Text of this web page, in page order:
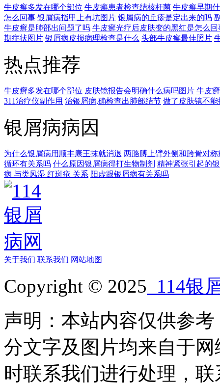
牛皮癣多发在哪个部位 牛皮癣患者检查结核杆菌 牛皮癣早期
怎么回事 银屑病指甲上有坑图片 银屑病的丘疹是定出来的吗
牛皮癣是肺部出问题了吗 牛皮癣光疗后皮肤变的黑红是怎么回
期症状图片 银屑病皮损病理检查是什么 头部牛皮癣最佳照片
热点推荐
牛皮癣多发在哪个部位 皮肤镜报告会明确什么病吗图片 牛皮
311治疗仪副作用 治银屑病,确检查出肺部结节 做了皮肤镜不
银屑病病因
为什么银屑病用顺丰康王抹就消退 两胳膊上臂外侧和胯骨对
循环有关系吗 什么原因银屑病得打生物制剂 精神紧张引起的
病 与类风湿 红斑疮 关系 阳虚跟银屑病有关系吗
关于我们 联系我们 网站地图
Copyright © 2025 114银
声明：本站内容仅供参
分文字及图片均来自于
时联系我们进行处理，